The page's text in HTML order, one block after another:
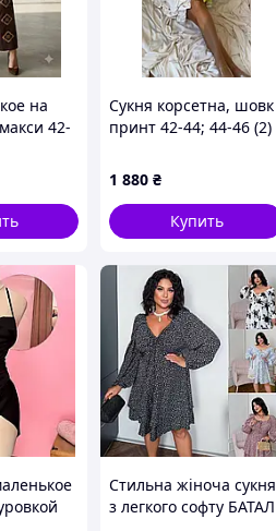
на
42-
Сукня корсетна, шовк
принт 42-44; 44-46 (2)
1 880 ₴
Купить
Стильна жіноча сукня
з легкого софту БАТАЛ